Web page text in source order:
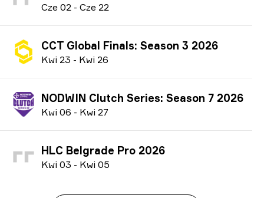
Cze 02 - Cze 22
CCT Global Finals: Season 3 2026
Kwi 23 - Kwi 26
NODWIN Clutch Series: Season 7 2026
Kwi 06 - Kwi 27
HLC Belgrade Pro 2026
Kwi 03 - Kwi 05